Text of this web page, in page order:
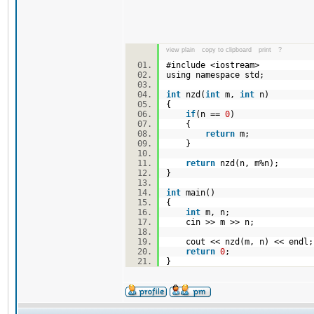
view plain copy to clipboard print ?
#include <iostream>
using namespace std;
int nzd( int m, int n)
{
if(n == 0)
{
return m;
}
return nzd(n, m%n);
}
int main()
{
int m, n;
cin >> m >> n;
cout << nzd(m, n) <<
return 0;
}